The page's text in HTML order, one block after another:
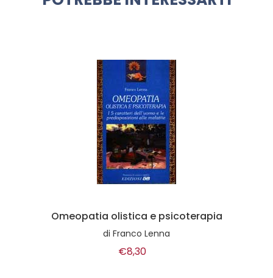
Omeopatia olistica e psicoterapia
di Franco Lenna
€8,30